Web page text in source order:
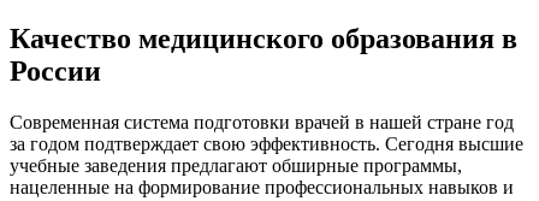
Качество медицинского образования в
России
Современная система подготовки врачей в нашей стране год
за годом подтверждает свою эффективность. Сегодня высшие
учебные заведения предлагают обширные программы,
нацеленные на формирование профессиональных навыков и